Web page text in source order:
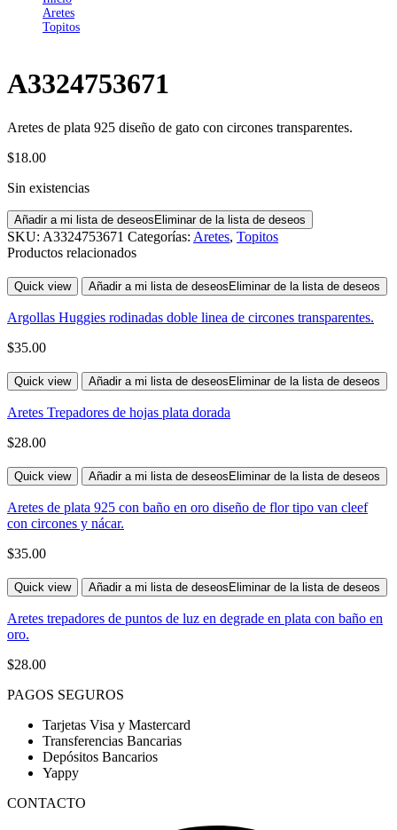
Aretes
Topitos
A3324753671
Aretes de plata 925 diseño de gato con circones transparentes.
$18.00
Sin existencias
Añadir a mi lista de deseos Eliminar de la lista de deseos
SKU: A3324753671 Categorías: Aretes, Topitos
Productos relacionados
Quick view Añadir a mi lista de deseos Eliminar de la lista de deseos
Argollas Huggies rodinadas doble linea de circones transparentes.
$35.00
Quick view Añadir a mi lista de deseos Eliminar de la lista de deseos
Aretes Trepadores de hojas plata dorada
$28.00
Quick view Añadir a mi lista de deseos Eliminar de la lista de deseos
Aretes de plata 925 con baño en oro diseño de flor tipo van cleef
con circones y nácar.
$35.00
Quick view Añadir a mi lista de deseos Eliminar de la lista de deseos
Aretes trepadores de puntos de luz en degrade en plata con baño en
oro.
$28.00
PAGOS SEGUROS
Tarjetas Visa y Mastercard
Transferencias Bancarias
Depósitos Bancarios
Yappy
CONTACTO